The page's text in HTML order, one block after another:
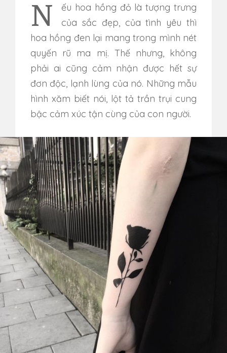
Nếu hoa hồng đỏ là tượng trưng
của sắc đẹp, của tình yêu thì
hoa hồng đen lại mang trong mình nét
quyến rũ ma mị. Thế nhưng, không
phải ai cũng cảm nhận được hết sự
đơn độc, lạnh lùng của nó. Những mẫu
hình xăm biết nói, lột tả trần trụi cung
bậc cảm xúc tận cùng của con người.